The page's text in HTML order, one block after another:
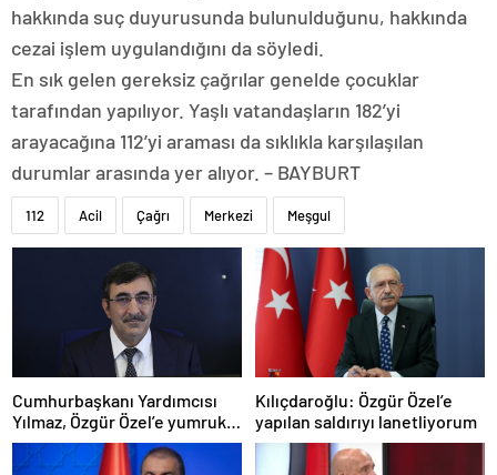
hakkında suç duyurusunda bulunulduğunu, hakkında
cezai işlem uygulandığını da söyledi.
En sık gelen gereksiz çağrılar genelde çocuklar
tarafından yapılıyor. Yaşlı vatandaşların 182’yi
arayacağına 112’yi araması da sıklıkla karşılaşılan
durumlar arasında yer alıyor. – BAYBURT
112 Acil Çağrı Merkezi Meşgul
Cumhurbaşkanı Yardımcısı
Yılmaz, Özgür Özel’e yumruklu
saldırıyı kınadı
Kılıçdaroğlu: Özgür Özel’e
yapılan saldırıyı lanetliyorum